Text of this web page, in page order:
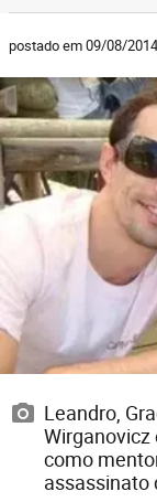
postado em 09/08/
Leandro,
Wirganovicz
como
assassinato